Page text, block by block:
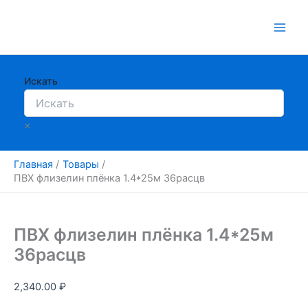
Искать
×
Главная
Товары
ПВХ флизелин плёнка 1.4*25м 36расцв
ПВХ флизелин плёнка 1.4*25м
36расцв
2,340.00 ₽